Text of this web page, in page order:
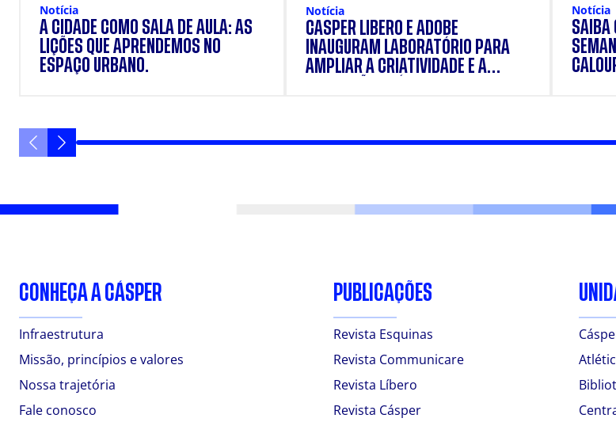
Notícia
A CIDADE COMO SALA DE AULA: AS
LIÇÕES QUE APRENDEMOS NO
ESPAÇO URBANO.
Notícia
CÁSPER LÍBERO E ADOBE
INAUGURAM LABORATÓRIO PARA
AMPLIAR A CRIATIVIDADE E A
Notícia
SAIBA
CONHEÇA A CÁSPER
Infraestrutura
Missão, princípios e valores
Nossa trajetória
Fale conosco
PUBLICAÇÕES
Revista Esquinas
Revista Communicare
Revista Líbero
Revista Cásper